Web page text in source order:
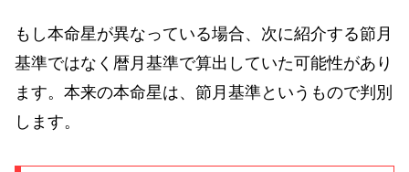
もし本命星が異なっている場合、次に紹介する節月
基準ではなく暦月基準で算出していた可能性があり
ます。本来の本命星は、節月基準というもので判別
します。